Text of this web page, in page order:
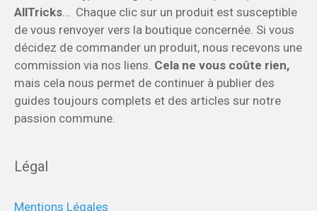
AllTricks… Chaque clic sur un produit est susceptible
de vous renvoyer vers la boutique concernée. Si vous
décidez de commander un produit, nous recevons une
commission via nos liens. Cela ne vous coûte rien,
mais cela nous permet de continuer à publier des
guides toujours complets et des articles sur notre
passion commune.
Légal
Mentions Légales